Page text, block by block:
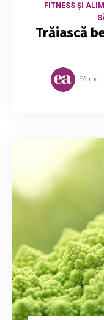
FITNESS ȘI
Trăiască
EA.md